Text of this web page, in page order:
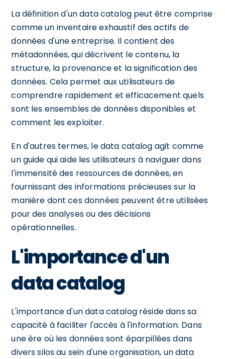
La définition d'un data catalog peut être comprise
comme un inventaire exhaustif des actifs de
données d'une entreprise. Il contient des
métadonnées, qui décrivent le contenu, la
structure, la provenance et la signification des
données. Cela permet aux utilisateurs de
comprendre rapidement et efficacement quels
sont les ensembles de données disponibles et
comment les exploiter.
En d'autres termes, le data catalog agit comme
un guide qui aide les utilisateurs à naviguer dans
l'immensité des ressources de données, en
fournissant des informations précieuses sur la
manière dont ces données peuvent être utilisées
pour des analyses ou des décisions
opérationnelles.
L'importance d'un
data catalog
L'importance d'un data catalog réside dans sa
capacité à faciliter l'accès à l'information. Dans
une ère où les données sont éparpillées dans
divers silos au sein d'une organisation, un data